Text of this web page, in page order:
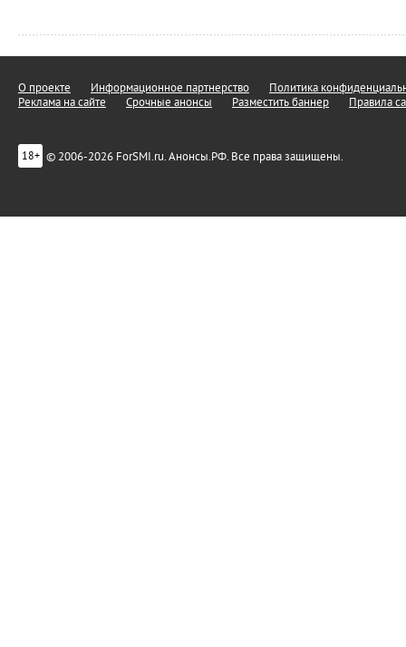
О проекте Информационное партнерство
Политика
Реклама на сайте
Срочные анонсы Разместить баннер Правила
18+ © 2006-2026 ForSMI.ru. Анонсы.РФ. Все права защищены.